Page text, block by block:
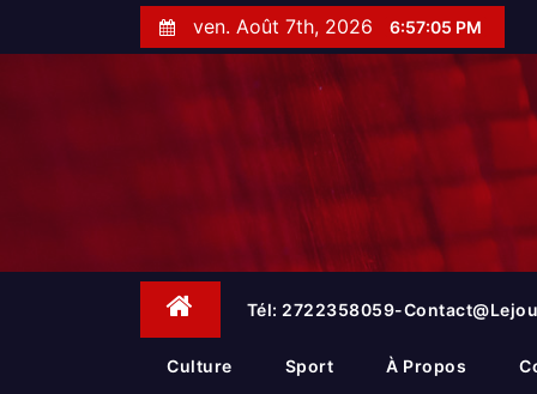
t
ven. Août 7th, 2026 6:57:05 PM
Tél: 2722358059-
Culture Sport À Propos